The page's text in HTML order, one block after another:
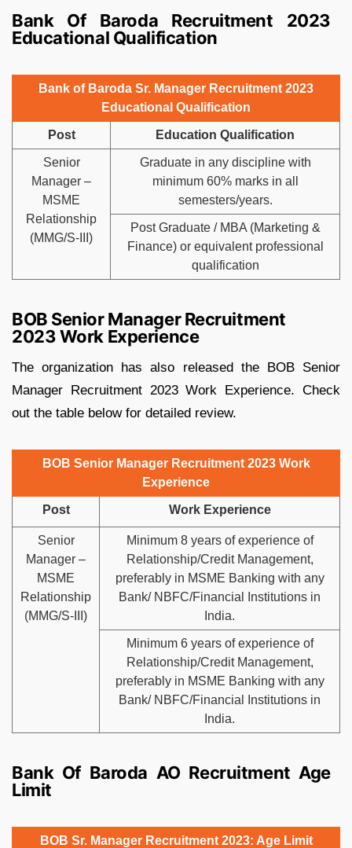
Bank Of Baroda Recruitment 2023
Educational Qualification
Bank of Baroda Sr. Manager Recruitment 2023
Educational Qualification
Post Education Qualification
Senior
Manager –
MSME
Relationship
(MMG/S-III)
Graduate in any discipline with
minimum 60% marks in all
semesters/years.
Post Graduate / MBA (Marketing &
Finance) or equivalent professional
qualification
BOB Senior Manager Recruitment
2023 Work Experience
The organization has also released the BOB Senior
Manager Recruitment 2023 Work Experience. Check
out the table below for detailed review.
BOB Senior Manager Recruitment 2023 Work
Experience
Post Work Experience
Senior
Manager –
MSME
Relationship
(MMG/S-III)
Minimum 8 years of experience of
Relationship/Credit Management,
preferably in MSME Banking with any
Bank/ NBFC/Financial Institutions in
India.
Minimum 6 years of experience of
Relationship/Credit Management,
preferably in MSME Banking with any
Bank/ NBFC/Financial Institutions in
India.
Bank Of Baroda AO Recruitment Age
Limit
BOB Sr. Manager Recruitment 2023: Age Limit